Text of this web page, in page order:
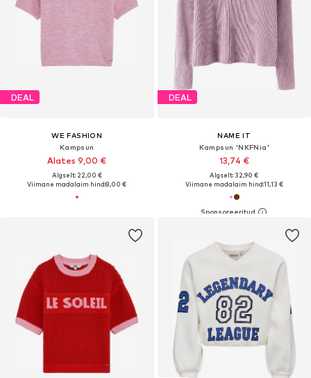
DEAL
WE FASHION
Kampsun
Alates 9,00 €
Algselt: 22,00 €
Viimane madalaim hind:8,00 €
DEAL
NAME IT
Kampsun 'NKFNia'
13,74 €
Algselt: 32,90 €
Viimane madalaim hind:11,13 €